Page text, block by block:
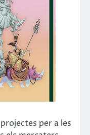
per a les